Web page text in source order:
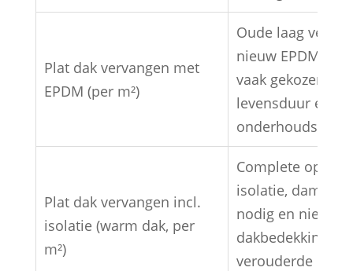
Plat dak vervangen met
EPDM (per m²)
Oude laag
nieuw EPDM-
vaak gekozen
levensduur en
onderhoudsarm
Plat dak vervangen incl.
isolatie (warm dak, per
m²)
Complete
isolatie,
nodig en nieuwe
dakbedekking;
verouderde